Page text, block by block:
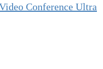
Conference Ultra